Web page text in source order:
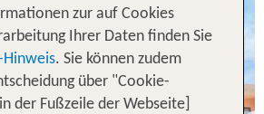
Costa Dorada Flug
zur auf Cookies
Ihrer Daten finden Sie
Hinweis. Sie können zudem
über "Cookie-
der Fußzeile der Webseite]